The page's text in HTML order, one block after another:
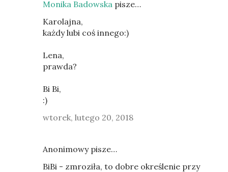
Monika Badowska pisze…
Karolajna,
każdy lubi coś innego:)
Lena,
prawda?
Bi Bi,
:)
wtorek, lutego 20, 2018
Anonimowy pisze…
BiBi - zmroziła, to dobre określenie przy